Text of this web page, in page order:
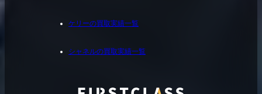
ケリーの買取実績一覧
シャネルの買取実績一覧